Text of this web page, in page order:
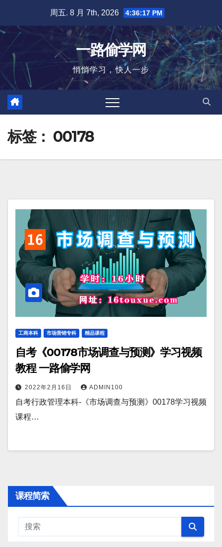
内
容
周五. 8 月 7th, 2026 4:36:18 PM
一路偷学网
悄悄学习，快人一步
标签： 00178
工商本科 市场营销专科 精品课程
自考《00178市场调查与预测》学习视频
教程 一路偷学网
2022年2月16日 ADMIN100
自考行政管理本科-《市场调查与预测》00178学习视频
课程…
课程简索